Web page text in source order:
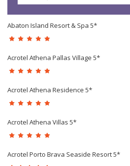
Abaton Island Resort & Spa 5*
Acrotel Athena Pallas Village 5*
Acrotel Athena Residence 5*
Acrotel Athena Villas 5*
Acrotel Porto Brava Seaside Resort 5*